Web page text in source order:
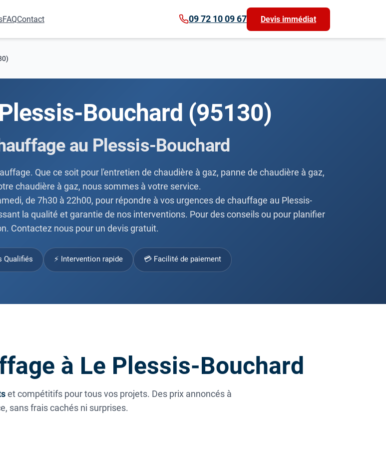
FAQContact 09 72 10 09 67 Devis immédiat
Bouchard (95130)
au Plessis-Bouchard
Que ce soit pour l'entretien de chaudière à gaz, panne de chaudière à gaz,
chaudière à gaz, nous sommes à votre service.
de 7h30 à 22h00, pour répondre à vos urgences de chauffage au Plessis-
la qualité et garantie de nos interventions. Pour des conseils ou pour planifier
Contactez nous pour un devis gratuit.
⚡ Intervention rapide 💳 Facilité de paiement
à Le Plessis-Bouchard
et compétitifs pour tous vos projets. Des prix annoncés à
sans frais cachés ni surprises.